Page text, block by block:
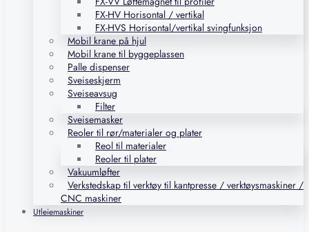
FX-HV Horisontal / vertikal
FX-HVS Horisontal/vertikal svingfunksjon
Mobil krane på hjul
Mobil krane til byggeplassen
Palle dispenser
Sveiseskjerm
Sveiseavsug
Filter
Sveisemasker
Reoler til rør/materialer og plater
Reol til materialer
Reoler til plater
Vakuumløfter
Verkstedskap til verktøy til kantpresse / verktøysmaskiner /
CNC maskiner
Utleiemaskiner